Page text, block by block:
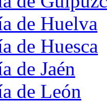
de Huelva
de Huesca
de Jaén
de León